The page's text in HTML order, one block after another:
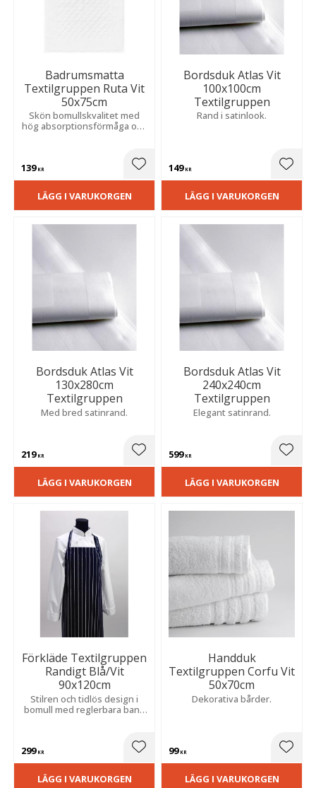
Badrumsmatta
Textilgruppen Ruta Vit
50x75cm
Skön bomullskvalitet med
hög absorptionsförmåga och
139KR Lägg till i favoriter
LÄGG I VARUKORGEN
Bordsduk Atlas Vit
100x100cm
Textilgruppen
Rand i satinlook.
149KR
LÄGG I VARUKORGEN
Bordsduk Atlas Vit
130x280cm
Textilgruppen
Med bred satinrand.
219KR Lägg till i favoriter
LÄGG I VARUKORGEN
Bordsduk Atlas Vit
240x240cm
Textilgruppen
Elegant satinrand.
599KR
LÄGG I VARUKORGEN
Förkläde Textilgruppen
Randigt Blå/Vit
90x120cm
Stilren och tidlös design i
bomull med reglerbara band
299KR Lägg till i favoriter
LÄGG I VARUKORGEN
Handduk
Textilgruppen Corfu Vit
50x70cm
Dekorativa bårder.
99KR
LÄGG I VARUKORGEN